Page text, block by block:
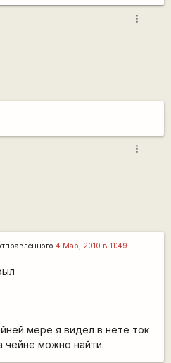
more_vert
more_vert
4 Мар, 2010 в 11:49
мере я видел в нете ток
чейне можно найти.